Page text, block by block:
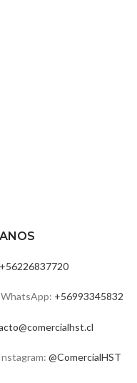
+56226837720
WhatsApp: +56993345832
@ComercialHST